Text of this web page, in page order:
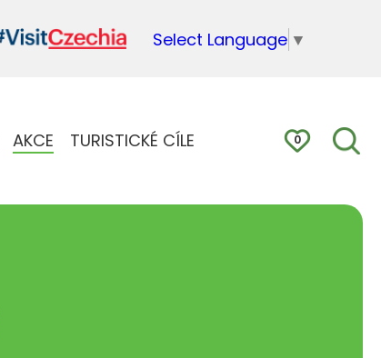
Select Language ▼
AKCE TURISTICKÉ CÍLE 0